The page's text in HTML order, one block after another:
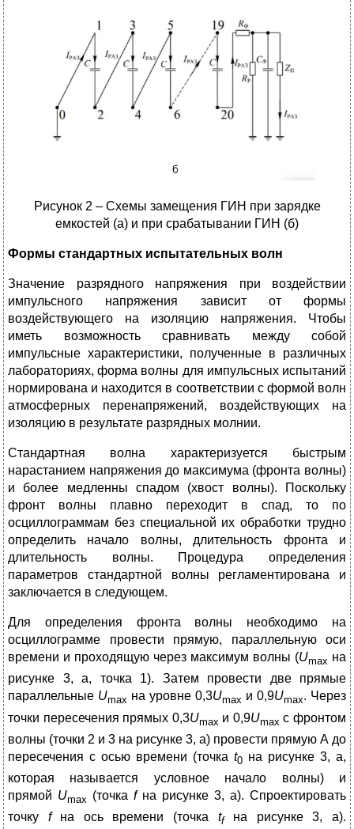
Рисунок 2 – Схемы замещения ГИН при зарядке
емкостей (а) и при срабатывании ГИН (б)
Формы стандартных испытательных волн
Значение разрядного напряжения при воздействии
импульсного напряжения зависит от формы
воздействующего на изоляцию напряжения. Чтобы
иметь возможность сравнивать между собой
импульсные характеристики, полученные в различных
лабораториях, форма волны для импульсных испытаний
нормирована и находится в соответствии с формой волн
атмосферных перенапряжений, воздействующих на
изоляцию в результате разрядных молнии.
Стандартная волна характеризуется быстрым
нарастанием напряжения до максимума (фронта волны)
и более медленны спадом (хвост волны). Поскольку
фронт волны плавно переходит в спад, то по
осциллограммам без специальной их обработки трудно
определить начало волны, длительность фронта и
длительность волны. Процедура определения
параметров стандартной волны регламентирована и
заключается в следующем.
Для определения фронта волны необходимо на
осциллограмме провести прямую, параллельную оси
времени и проходящую через максимум волны (Umax на
рисунке 3, а, точка 1). Затем провести две прямые
параллельные Umax на уровне 0,3Umax и 0,9Umax. Через
точки пересечения прямых 0,3Umax и 0,9Umax с фронтом
волны (точки 2 и 3 на рисунке 3, а) провести прямую А до
пересечения с осью времени (точка t0 на рисунке 3, а,
которая называется условное начало волны) и
прямой Umax (точка f на рисунке 3, а). Спроектировать
точку f на ось времени (точка tf на рисунке 3, а).